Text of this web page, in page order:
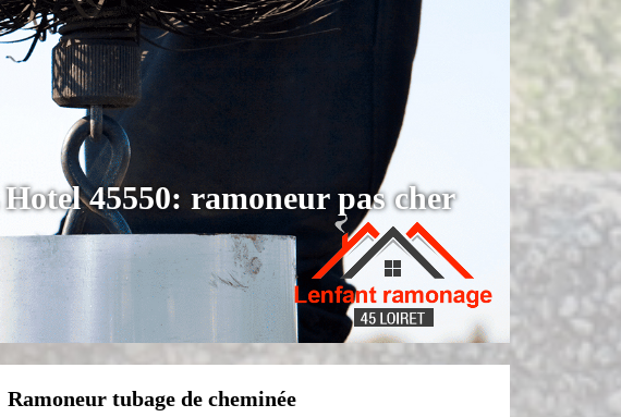
45550: ramoneur pas cher
Ramoneur tubage de cheminée